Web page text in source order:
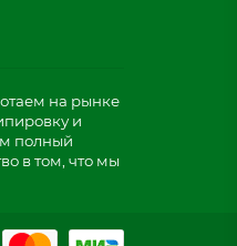
на рынке
и
полный
в том, что мы